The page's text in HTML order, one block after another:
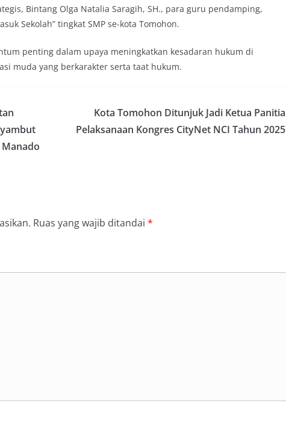
Bintang Olga Natalia Saragih, SH., para guru pendamping,
Sekolah” tingkat SMP se-kota Tomohon.
penting dalam upaya meningkatkan kesadaran hukum di
muda yang berkarakter serta taat hukum.
Kota Tomohon Ditunjuk Jadi Ketua Panitia
Pelaksanaan Kongres CityNet NCI Tahun 2025
Ruas yang wajib ditandai *